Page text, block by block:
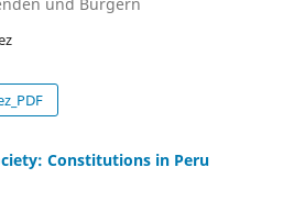
Constitutions in Peru